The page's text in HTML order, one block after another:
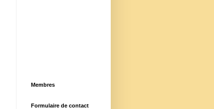
Membres
Formulaire de contact